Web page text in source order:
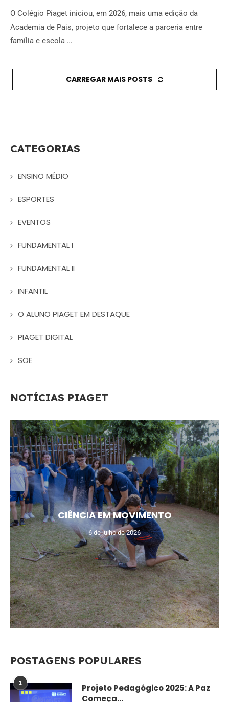
O Colégio Piaget iniciou, em 2026, mais uma edição da
Academia de Pais, projeto que fortalece a parceria entre
família e escola …
CARREGAR MAIS POSTS
CATEGORIAS
ENSINO MÉDIO
ESPORTES
EVENTOS
FUNDAMENTAL I
FUNDAMENTAL II
INFANTIL
O ALUNO PIAGET EM DESTAQUE
PIAGET DIGITAL
SOE
NOTÍCIAS PIAGET
CIÊNCIA EM MOVIMENTO
6 de julho de 2026
POSTAGENS POPULARES
1
Projeto Pedagógico 2025: A Paz
Começa...